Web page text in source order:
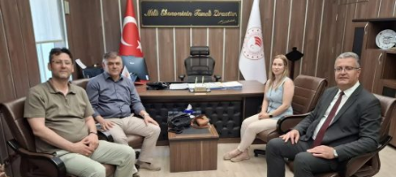
WhatsApp İhbar
Hattı
TEKNOLOJI
DIĞER